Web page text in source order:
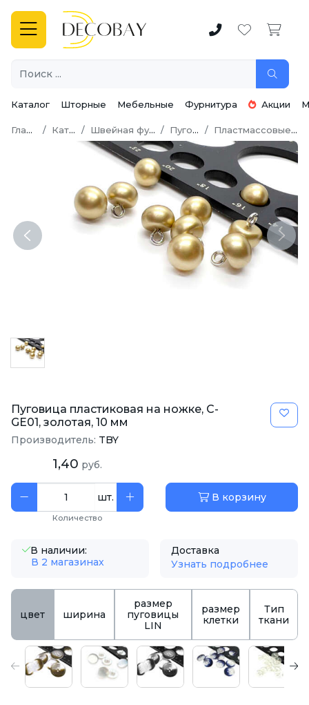
Каталог Шторные Мебельные Фурнитура Акции
Главная Каталог Швейная фурнитура Пуговицы Пластмассовые пуговицы
Previous Next
Пуговица пластиковая на ножке, C-
GE01, золотая, 10 мм
Производитель: TBY
1,40 руб.
шт.
Количество
В корзину
В наличии:
В 2 магазинах
Доставка
Узнать подробнее
цвет ширина
размер
пуговицы
LIN
размер
клетки
Тип
ткани